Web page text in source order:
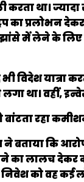
था।
का प्रलोभन
में लेने के लिए
विदेश यात्रा
था। वहीं,
रहा
बताया कि
का लालच देकर
को वह कई